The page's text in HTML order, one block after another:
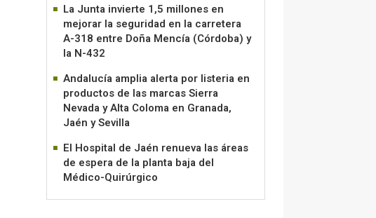
La Junta invierte 1,5 millones en
mejorar la seguridad en la carretera
A-318 entre Doña Mencía (Córdoba) y
la N-432
Andalucía amplia alerta por listeria en
productos de las marcas Sierra
Nevada y Alta Coloma en Granada,
Jaén y Sevilla
El Hospital de Jaén renueva las áreas
de espera de la planta baja del
Médico-Quirúrgico